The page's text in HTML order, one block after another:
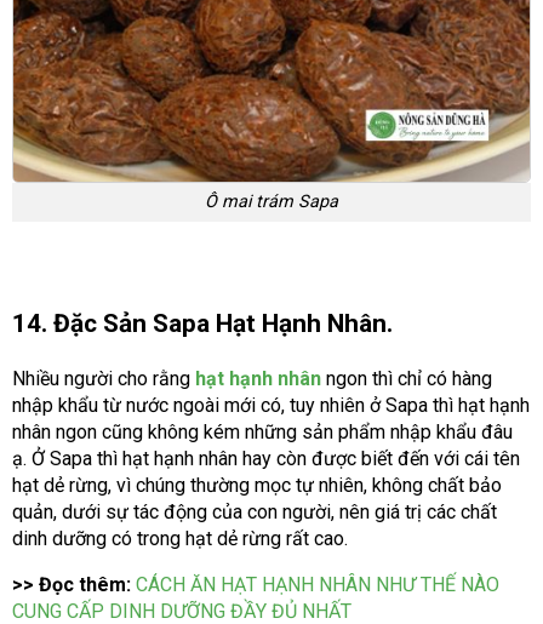
Ô mai trám Sapa
14. Đặc Sản Sapa Hạt Hạnh Nhân.
Nhiều người cho rằng hạt hạnh nhân ngon thì chỉ có hàng
nhập khẩu từ nước ngoài mới có, tuy nhiên ở Sapa thì hạt hạnh
nhân ngon cũng không kém những sản phẩm nhập khẩu đâu
ạ. Ở Sapa thì hạt hạnh nhân hay còn được biết đến với cái tên
hạt dẻ rừng, vì chúng thường mọc tự nhiên, không chất bảo
quản, dưới sự tác động của con người, nên giá trị các chất
dinh dưỡng có trong hạt dẻ rừng rất cao.
>> Đọc thêm: CÁCH ĂN HẠT HẠNH NHÂN NHƯ THẾ NÀO
CUNG CẤP DINH DƯỠNG ĐẦY ĐỦ NHẤT